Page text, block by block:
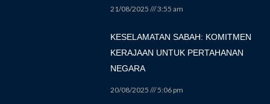
21/08/2025 3:55 am
KESELAMATAN SABAH: KOMITMEN
KERAJAAN UNTUK PERTAHANAN
NEGARA
20/08/2025 5:06 pm